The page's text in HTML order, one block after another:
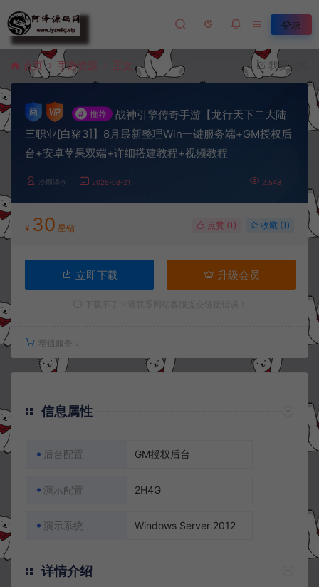
登录
首页 手游资源 正文 我要投稿
# 推荐
战神引擎传奇手游【龙行天下二大陆
三职业[白猪3]】8月最新整理Win一键服务端+GM授权后
台+安卓苹果双端+详细搭建教程+视频教程
冷雨泽ღ 2025-08-21 2,548
¥ 30 星钻 点赞 (1 ) 收藏 (1)
立即下载 升级会员
增值服务：
信息属性
后台配置 GM授权后台
演示配置 2H4G
演示系统 Windows Server 2012
详情介绍